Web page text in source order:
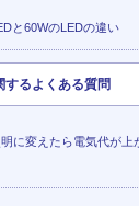
と60WのLEDの違い
るよくある質問
に変えたら電気代が上